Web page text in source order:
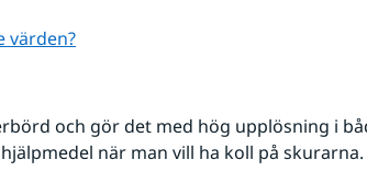
värden?
och gör det med hög upplösning i
när man vill ha koll på skurarna.